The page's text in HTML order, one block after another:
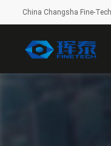
China Changsha Fine-